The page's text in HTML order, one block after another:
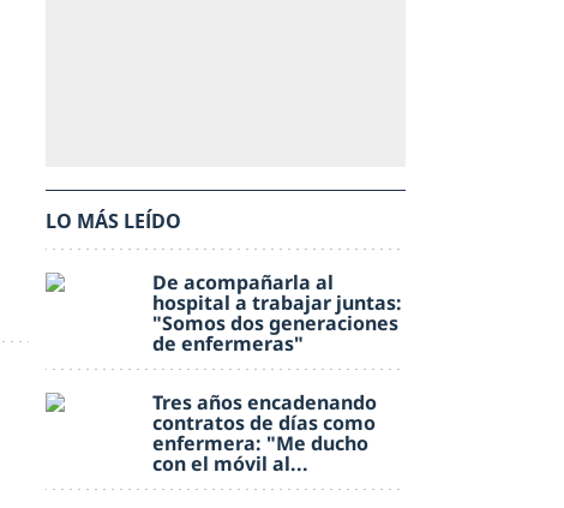
LO MÁS LEÍDO
De acompañarla al
hospital a trabajar juntas:
"Somos dos generaciones
de enfermeras"
Tres años encadenando
contratos de días como
enfermera: "Me ducho
con el móvil al...